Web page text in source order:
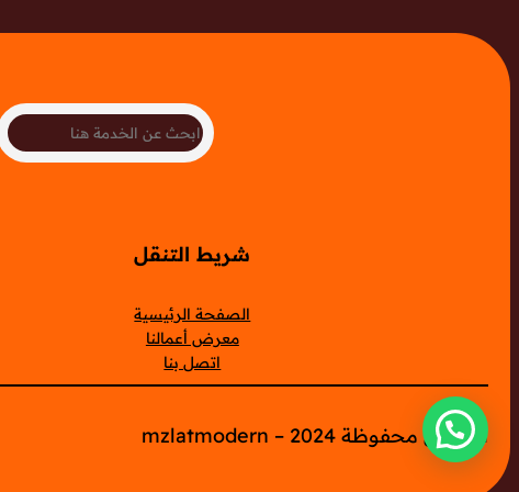
شريط التنقل
الصفحة الرئيسية
معرض أعمالنا
اتصل بنا
الحقوق محفوظة mzlatmodern – 2024